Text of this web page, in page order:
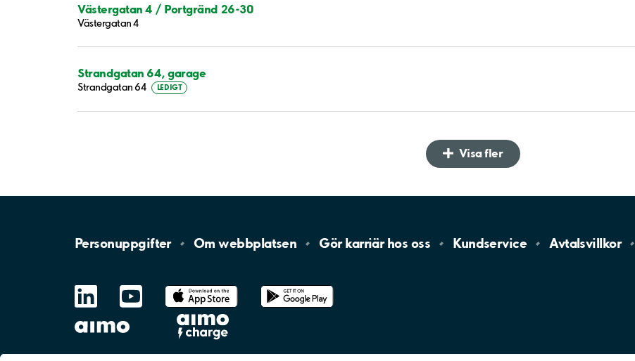
Västergatan 4 / Portgränd 26-30
Västergatan 4
Strandgatan 64, garage
Strandgatan 64 LEDIGT
Visa fler
Personuppgifter Omwebbplatsen Gör karriär hos oss Kundservice Avtalsvillkor